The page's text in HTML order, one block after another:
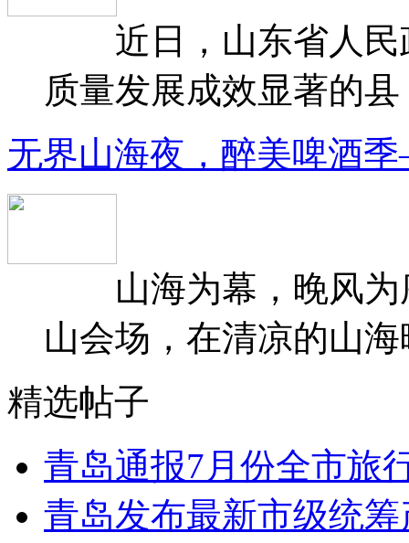
近日，山东省人民
质量发展成效显著的
无界山海夜，醉美啤酒
山海为幕，晚风为
山会场，在清凉的山
精选帖子
青岛通报7月份全市旅
青岛发布最新市级统